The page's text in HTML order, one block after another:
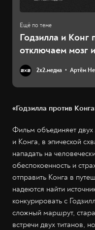
Годзилла и Конг
отключаем мозг
2х2.медиа Артём
«Годзилла против
Фильм объединяет двух
и Конга, в эпической
нападать на
обеспокоенность и
отправить Конга в
надеются найти
конкурировать с
сложный маршрут,
встречи двух титанов,